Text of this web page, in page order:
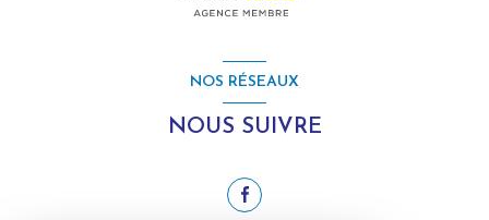
NOS RÉSEAUX
NOUS SUIVRE